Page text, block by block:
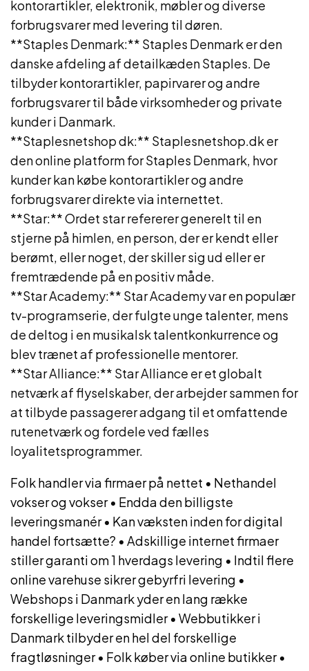
kontorartikler, elektronik, møbler og diverse
forbrugsvarer med levering til døren.
**Staples Denmark:** Staples Denmark er den
danske afdeling af detailkæden Staples. De
tilbyder kontorartikler, papirvarer og andre
forbrugsvarer til både virksomheder og private
kunder i Danmark.
**Staplesnetshop dk:** Staplesnetshop.dk er
den online platform for Staples Denmark, hvor
kunder kan købe kontorartikler og andre
forbrugsvarer direkte via internettet.
**Star:** Ordet star refererer generelt til en
stjerne på himlen, en person, der er kendt eller
berømt, eller noget, der skiller sig ud eller er
fremtrædende på en positiv måde.
**Star Academy:** Star Academy var en populær
tv-programserie, der fulgte unge talenter, mens
de deltog i en musikalsk talentkonkurrence og
blev trænet af professionelle mentorer.
**Star Alliance:** Star Alliance er et globalt
netværk af flyselskaber, der arbejder sammen for
at tilbyde passagerer adgang til et omfattende
rutenetværk og fordele ved fælles
loyalitetsprogrammer.
Folk handler via firmaer på nettet • Nethandel
vokser og vokser• Endda den billigste
leveringsmanér• Kan væksten inden for digital
handel fortsætte? • Adskillige internet firmaer
stiller garanti om 1 hverdags levering • Indtil flere
online varehuse sikrer gebyrfri levering •
Webshops i Danmark yder en lang række
forskellige leveringsmidler• Webbutikker i
Danmark tilbyder en hel del forskellige
fragtløsninger• Folk køber via online butikker•